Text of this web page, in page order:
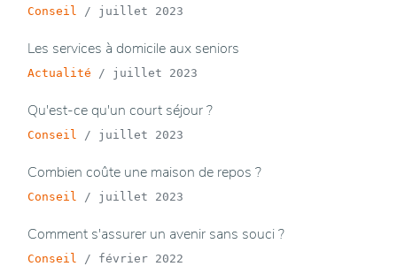
Conseil / juillet 2023
Les services à domicile aux seniors
Actualité / juillet 2023
Qu'est-ce qu'un court séjour ?
Conseil / juillet 2023
Combien coûte une maison de repos ?
Conseil / juillet 2023
Comment s'assurer un avenir sans souci ?
Conseil / février 2022